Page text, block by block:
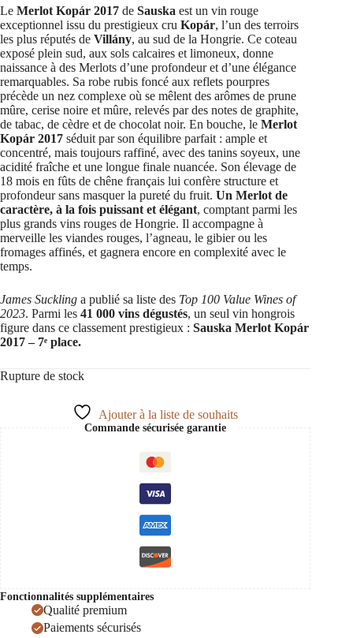
Le Merlot Kopár 2017 de Sauska est un vin rouge
exceptionnel issu du prestigieux cru Kopár, l’un des terroirs
les plus réputés de Villány, au sud de la Hongrie. Ce coteau
exposé plein sud, aux sols calcaires et limoneux, donne
naissance à des Merlots d’une profondeur et d’une élégance
remarquables. Sa robe rubis foncé aux reflets pourpres
précède un nez complexe où se mêlent des arômes de prune
mûre, cerise noire et mûre, relevés par des notes de graphite,
de tabac, de cèdre et de chocolat noir. En bouche, le Merlot
Kopár 2017 séduit par son équilibre parfait : ample et
concentré, mais toujours raffiné, avec des tanins soyeux, une
acidité fraîche et une longue finale nuancée. Son élevage de
18 mois en fûts de chêne français lui confère structure et
profondeur sans masquer la pureté du fruit. Un Merlot de
caractère, à la fois puissant et élégant, comptant parmi les
plus grands vins rouges de Hongrie. Il accompagne à
merveille les viandes rouges, l’agneau, le gibier ou les
fromages affinés, et gagnera encore en complexité avec le
temps.
James Suckling a publié sa liste des Top 100 Value Wines of
2023. Parmi les 41 000 vins dégustés, un seul vin hongrois
figure dans ce classement prestigieux : Sauska Merlot Kopár
2017 – 7ᵉ place.
Rupture de stock
Ajouter à la liste de souhaits
Commande sécurisée garantie
Fonctionnalités supplémentaires
Qualité premium
Paiements sécurisés